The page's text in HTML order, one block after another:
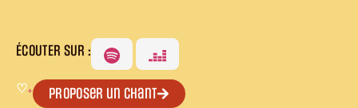
ÉCOUTER SUR :
♡+ Proposer un chant